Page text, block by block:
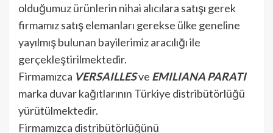
olduğumuz ürünlerin nihai alıcılara satışı gerek
firmamız satış elemanları gerekse ülke geneline
yayılmış bulunan bayilerimiz aracılığı ile
gerçekleştirilmektedir.
Firmamızca VERSAILLESve EMILIANA PARATI
marka duvar kağıtlarının Türkiye distribütörlüğü
yürütülmektedir.
Firmamızca distribütörlüğünü